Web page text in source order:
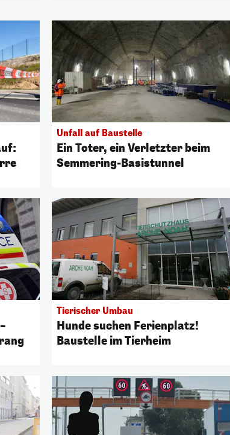
Unfall auf Baustelle
Ein Toter, ein Verletzter beim
Semmering-Basistunnel
Tierischer Umbau
Hunde suchen Ferienplatz!
Baustelle im Tierheim